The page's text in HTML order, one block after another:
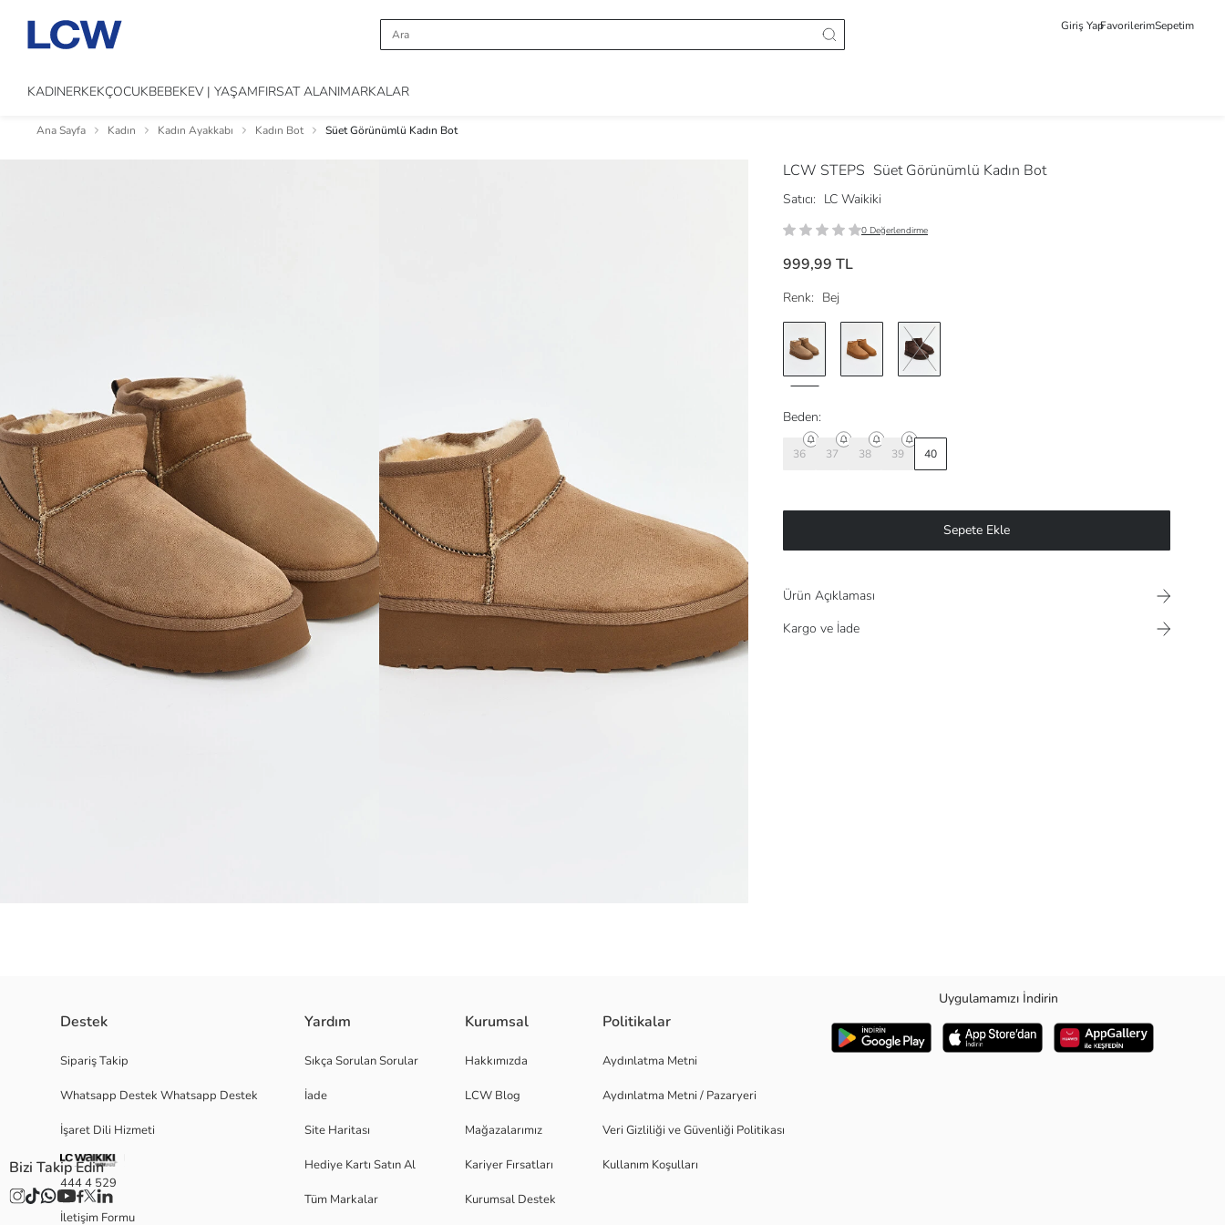
Giriş YapFavorilerimSepetim
KADINERKEKÇOCUKBEBEKEV | YAŞAMFIRSAT ALANIMARKALAR
Ana Sayfa Kadın Kadın Ayakkabı Kadın Bot Süet Görünümlü Kadın Bot
LCW STEPS Süet Görünümlü Kadın Bot
Satıcı: LC Waikiki
0 Değerlendirme
999,99 TL
Renk: Bej
Beden:
36 37 38 39 40
Sepete Ekle
Ürün Açıklaması
Kargo ve İade
Cinsiyet:
Burun Şekli:
Desen:
Destek
Sipariş Takip
Whatsapp Destek Whatsapp Destek
İşaret Dili Hizmeti
444 4 529
İletişim Formu
Yardım
Sıkça Sorulan Sorular
İade
Site Haritası
Hediye Kartı Satın Al
Tüm Markalar
Kurumsal
Hakkımızda
LCW Blog
Mağazalarımız
Kariyer Fırsatları
Kurumsal Destek
Politikalar
Aydınlatma Metni
Aydınlatma Metni / Pazaryeri
Veri Gizliliği ve Güvenliği Politikası
Kullanım Koşulları
Uygulamamızı İndirin
Bizi Takip Edin